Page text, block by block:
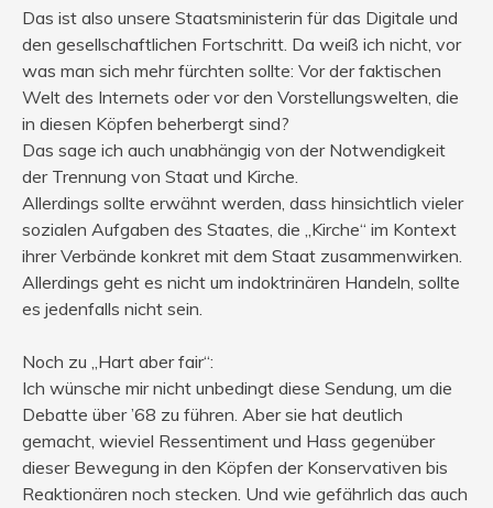
Das ist also unsere Staatsministerin für das Digitale und
den gesellschaftlichen Fortschritt. Da weiß ich nicht, vor
was man sich mehr fürchten sollte: Vor der faktischen
Welt des Internets oder vor den Vorstellungswelten, die
in diesen Köpfen beherbergt sind?
Das sage ich auch unabhängig von der Notwendigkeit
der Trennung von Staat und Kirche.
Allerdings sollte erwähnt werden, dass hinsichtlich vieler
sozialen Aufgaben des Staates, die „Kirche“ im Kontext
ihrer Verbände konkret mit dem Staat zusammenwirken.
Allerdings geht es nicht um indoktrinären Handeln, sollte
es jedenfalls nicht sein.
Noch zu „Hart aber fair“:
Ich wünsche mir nicht unbedingt diese Sendung, um die
Debatte über ’68 zu führen. Aber sie hat deutlich
gemacht, wieviel Ressentiment und Hass gegenüber
dieser Bewegung in den Köpfen der Konservativen bis
Reaktionären noch stecken. Und wie gefährlich das auch